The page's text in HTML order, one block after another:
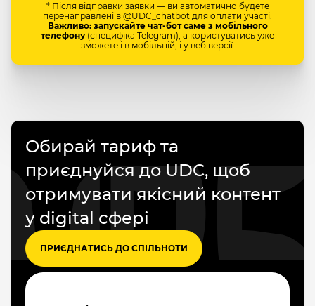
* Після відправки заявки — ви автоматично будете
перенаправлені в @UDC_chatbot для оплати участі.
Важливо: запускайте чат-бот саме з мобільного
телефону(специфіка Telegram), а користуватись уже
зможете і в мобільній, і у веб версії.
Обирай тариф та
приєднуйся до UDC, щоб
отримувати якісний контент
у digital сфері
ПРИЄДНАТИСЬ ДО СПІЛЬНОТИ